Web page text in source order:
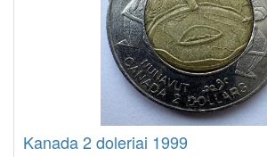
Kanada 2 doleriai 1999